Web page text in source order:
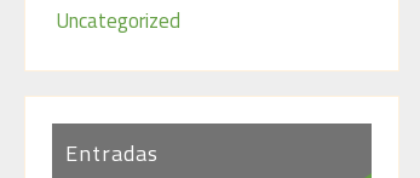
Uncategorized
Entradas